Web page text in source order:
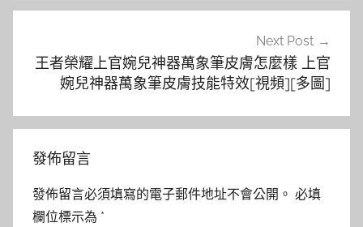
覽
Next Post
王者榮耀上官婉兒神器萬象筆皮膚怎麼樣 上官
婉兒神器萬象筆皮膚技能特效[視頻][多圖]
發佈留言
發佈留言必須填寫的電子郵件地址不會公開。 必填
欄位標示為 *